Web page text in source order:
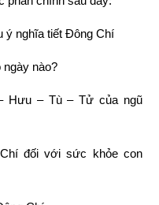
ý nghĩa tiết Đông Chí
ngày nào?
Hưu – Tù – Tử của ngũ
đối với sức khỏe con